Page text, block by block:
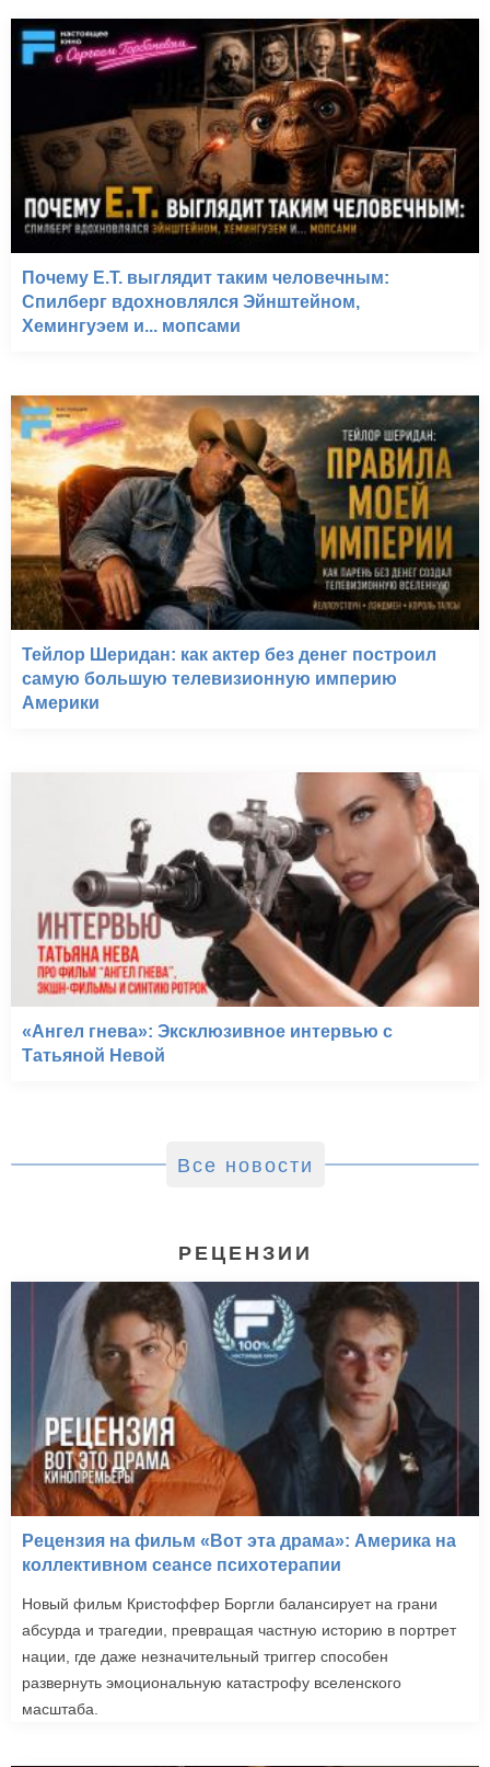
Почему E.T. выглядит таким человечным:
Спилберг вдохновлялся Эйнштейном,
Хемингуэем и... мопсами
Тейлор Шеридан: как актер без денег построил
самую большую телевизионную империю
Америки
«Ангел гнева»: Эксклюзивное интервью с
Татьяной Невой
Все новости
РЕЦЕНЗИИ
Рецензия на фильм «Вот эта драма»: Америка на
коллективном сеансе психотерапии
Новый фильм Кристоффер Боргли балансирует на грани
абсурда и трагедии, превращая частную историю в портрет
нации, где даже незначительный триггер способен
развернуть эмоциональную катастрофу вселенского
масштаба.